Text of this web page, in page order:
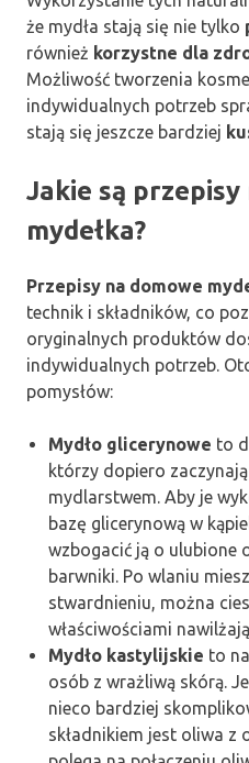
że mydła stają się nie tylko
również korzystne dla
Możliwość tworzenia
indywidualnych potrzeb
stają się jeszcze bardziej
Jakie są przepisy
mydełka?
Przepisy na domowe
technik i składników, co
oryginalnych produktów
indywidualnych potrzeb.
pomysłów:
Mydło glicerynowe to
którzy dopiero
mydlarstwem. Aby je
bazę glicerynową w
wzbogacić ją o ulubione
barwniki. Po wlaniu
stwardnieniu, można
właściwościami
Mydło kastylijskie to
osób z wrażliwą skórą.
nieco bardziej
składnikiem jest oliwa z